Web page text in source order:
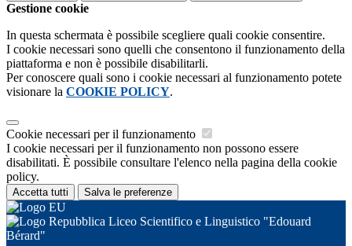
Gestione cookie
In questa schermata è possibile scegliere quali cookie consentire.
I cookie necessari sono quelli che consentono il funzionamento della
piattaforma e non è possibile disabilitarli.
Per conoscere quali sono i cookie necessari al funzionamento potete
visionare la COOKIE POLICY.
Cookie necessari per il funzionamento
I cookie necessari per il funzionamento non possono essere
disabilitati. È possibile consultare l'elenco nella pagina della cookie
policy.
Accetta tutti Salva le preferenze
Liceo Scientifico e Linguistico "Edouard
Bérard"